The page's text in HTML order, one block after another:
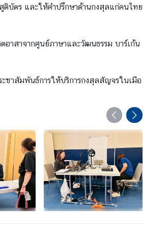
ติบัตร และให้คำปรึกษาด้านกงสุลแก่คนไทย
าสาจากศูนย์ภาษาและวัฒนธรรม บาร์เก้น
ชาสัมพันธ์การให้บริการกงสุลสัญจรในเมือ